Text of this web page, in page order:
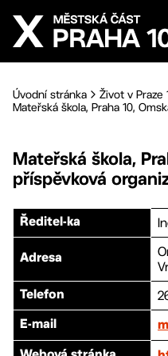
Přejít na hlavní obsah
Úvodní stránka Život v Praze
Mateřská škola, Praha 10,
Mateřská škola,
příspěvková
Ředitel-ka
Adresa
Telefon
E-mail